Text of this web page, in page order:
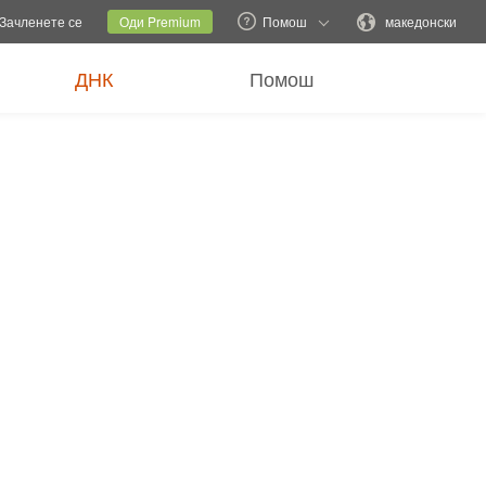
семејна локацијаТековна локација Промени јазик
Зачленете се Оди Premium Помош македонски
ДНК Помош